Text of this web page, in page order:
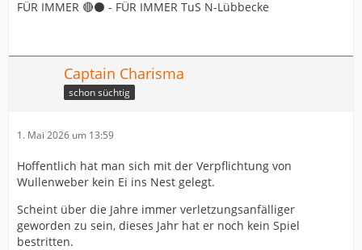
FÜR IMMER 🔴⚫️ - FÜR IMMER TuS N-Lübbecke
Captain Charisma
schon süchtig
1. Mai 2026 um 13:59
Hoffentlich hat man sich mit der Verpflichtung von
Wullenweber kein Ei ins Nest gelegt.
Scheint über die Jahre immer verletzungsanfälliger
geworden zu sein, dieses Jahr hat er noch kein Spiel
bestritten.